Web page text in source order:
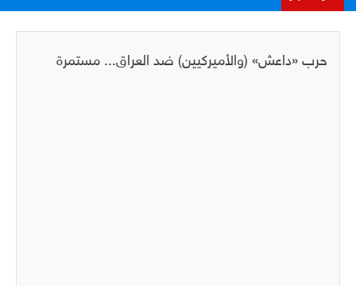
حرب «داعش» (والأميركيين) ضد العراق... مستمرة